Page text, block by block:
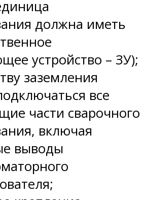
должна иметь
устройство – ЗУ);
заземления
все
части сварочного
включая
выводы